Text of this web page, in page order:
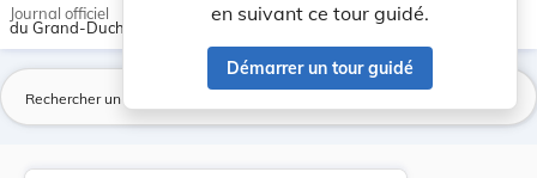
en suivant ce tour guidé.
Démarrer un tour guidé
Journal officiel
du Grand-Duché de Luxembourg